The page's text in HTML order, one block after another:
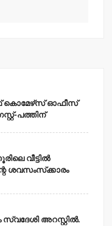
കൊമേഴ്‌സ് ഓഫീസ്
പത്തിന്
വീട്ടില്‍
ശവസംസ്‌ക്കാരം
അറസ്റ്റില്‍.